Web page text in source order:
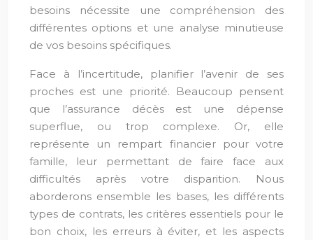
besoins nécessite une compréhension des
différentes options et une analyse minutieuse
de vos besoins spécifiques.
Face à l’incertitude, planifier l’avenir de ses
proches est une priorité. Beaucoup pensent
que l’assurance décès est une dépense
superflue, ou trop complexe. Or, elle
représente un rempart financier pour votre
famille, leur permettant de faire face aux
difficultés après votre disparition. Nous
aborderons ensemble les bases, les différents
types de contrats, les critères essentiels pour le
bon choix, les erreurs à éviter, et les aspects